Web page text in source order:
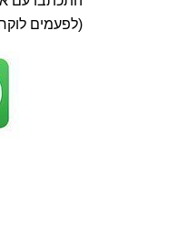
(לפעמים